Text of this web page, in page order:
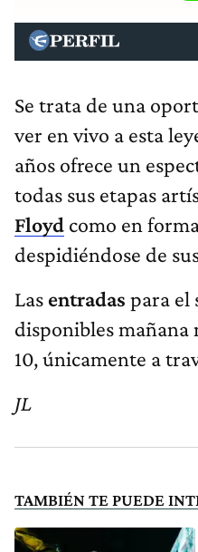
Se trata de una
ver en vivo a esta
años ofrece un
todas sus etapas
Floyd como en
despidiéndose de
Las entradas para el
disponibles mañana
10, únicamente a
JL
TAMBIÉN TE PUEDE